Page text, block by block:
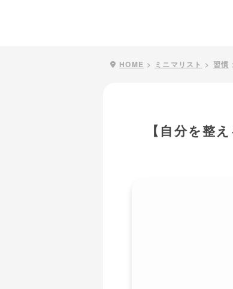
HOME > ミニマリスト > 習慣
【自分を整